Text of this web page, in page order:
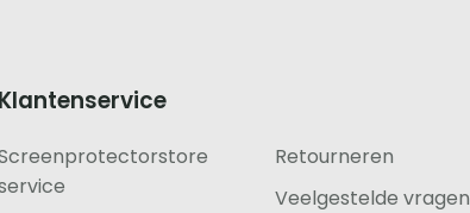
Klantenservice
Retourneren
Veelgestelde vragen